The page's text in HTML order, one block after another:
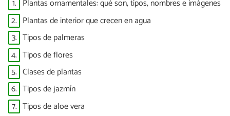
1. Plantas ornamentales: qué son, tipos, nombres e imágenes
2. Plantas de interior que crecen en agua
3. Tipos de palmeras
4. Tipos de flores
5. Clases de plantas
6. Tipos de jazmín
7. Tipos de aloe vera